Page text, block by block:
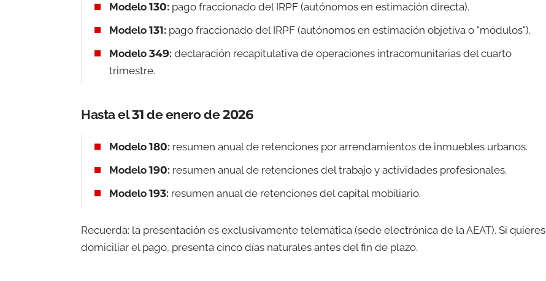
Modelo 130: pago fraccionado del IRPF (autónomos en estimación directa).
Modelo 131: pago fraccionado del IRPF (autónomos en estimación objetiva o "módulos").
Modelo 349: declaración recapitulativa de operaciones intracomunitarias del cuarto
trimestre.
Hasta el 31 de enero de 2026
Modelo 180: resumen anual de retenciones por arrendamientos de inmuebles urbanos.
Modelo 190: resumen anual de retenciones del trabajo y actividades profesionales.
Modelo 193: resumen anual de retenciones del capital mobiliario.
Recuerda: la presentación es exclusivamente telemática (sede electrónica de la AEAT). Si quieres
domiciliar el pago, presenta cinco días naturales antes del fin de plazo.